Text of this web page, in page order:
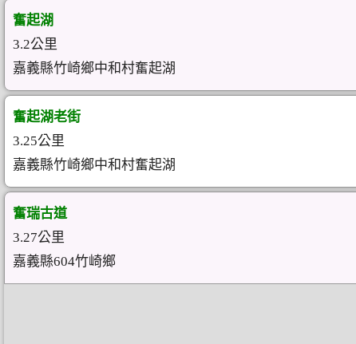
奮起湖
3.2公里
嘉義縣竹崎鄉中和村奮起湖
奮起湖老街
3.25公里
嘉義縣竹崎鄉中和村奮起湖
奮瑞古道
3.27公里
嘉義縣604竹崎鄉